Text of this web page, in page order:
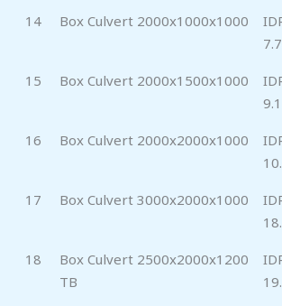
14 Box Culvert 2000x1000x1000
15 Box Culvert 2000x1500x1000
16 Box Culvert 2000x2000x1000
17 Box Culvert 3000x2000x1000
18
Box Culvert 2500x2000x1200
TB